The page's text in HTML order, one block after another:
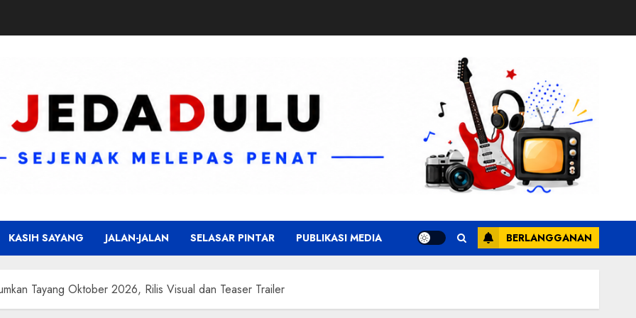
KASIH SAYANG JALAN-JALAN SELASAR PINTAR PUBLIKASI MEDIA BERLANGGANAN
Tayang Oktober 2026, Rilis Visual dan Teaser Trailer